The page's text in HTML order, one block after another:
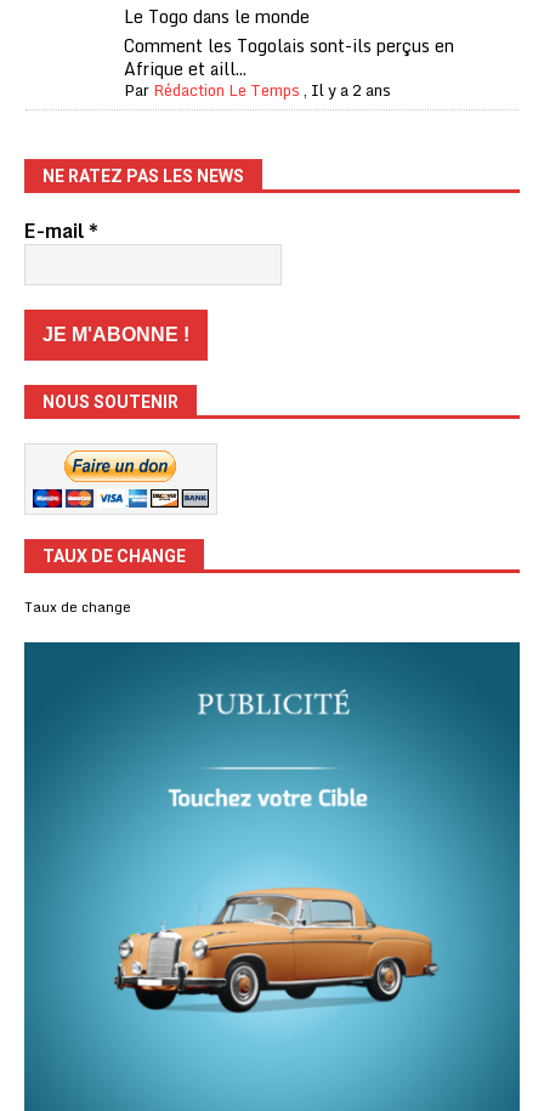
Le Togo dans le monde
Comment les Togolais sont-ils perçus en
Afrique et aill...
ParRédaction Le Temps, Il y a 2 ans
NE RATEZ PAS LES NEWS
E-mail*
NOUS SOUTENIR
TAUX DE CHANGE
Taux de change